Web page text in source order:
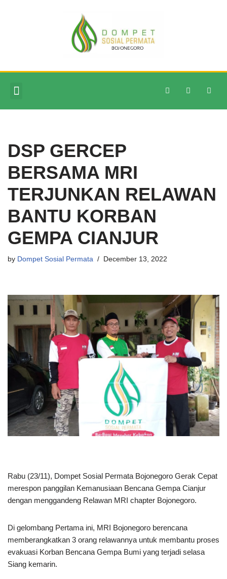
DSP GERCEP
BERSAMA MRI
TERJUNKAN RELAWAN
BANTU KORBAN
GEMPA CIANJUR
by Dompet Sosial Permata December 13, 2022
Rabu (23/11), Dompet Sosial Permata Bojonegoro Gerak Cepat
merespon panggilan Kemanusiaan Bencana Gempa Cianjur
dengan menggandeng Relawan MRI chapter Bojonegoro.
Di gelombang Pertama ini, MRI Bojonegoro berencana
memberangkatkan 3 orang relawannya untuk membantu proses
evakuasi Korban Bencana Gempa Bumi yang terjadi selasa
Siang kemarin.